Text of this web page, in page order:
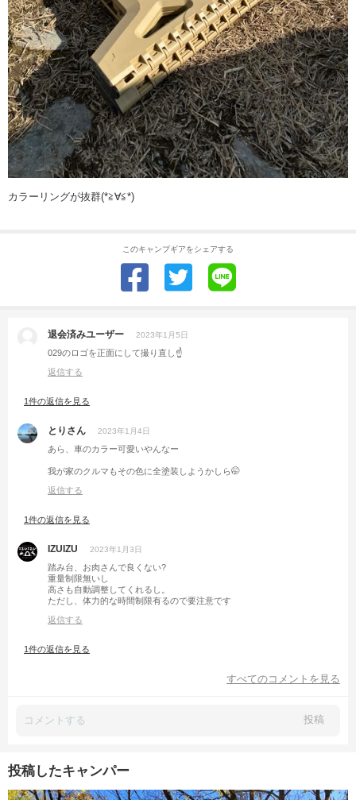
カラーリングが抜群(*≧∀≦*)
このキャンプギアをシェアする
退会済みユーザー 2023年1月5日
029のロゴを正面にして撮り直し☝️
返信する
1件の返信を見る
とりさん 2023年1月4日
あら、車のカラー可愛いやんなー
我が家のクルマもその色に全塗装しようかしら🤭
返信する
1件の返信を見る
IZUIZU 2023年1月3日
踏み台、お肉さんで良くない?
重量制限無いし
高さも自動調整してくれるし。
ただし、体力的な時間制限有るので要注意です
返信する
1件の返信を見る
すべてのコメントを見る
投稿
投稿したキャンパー